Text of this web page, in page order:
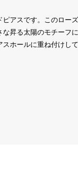
アスです。このロー
昇る太陽のモチーフ
ホールに重ね付けし